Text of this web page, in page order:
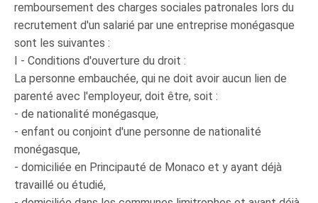
remboursement des charges sociales patronales lors du
recrutement d'un salarié par une entreprise monégasque
sont les suivantes :
I - Conditions d'ouverture du droit :
La personne embauchée, qui ne doit avoir aucun lien de
parenté avec l'employeur, doit être, soit :
- de nationalité monégasque,
- enfant ou conjoint d'une personne de nationalité
monégasque,
- domiciliée en Principauté de Monaco et y ayant déjà
travaillé ou étudié,